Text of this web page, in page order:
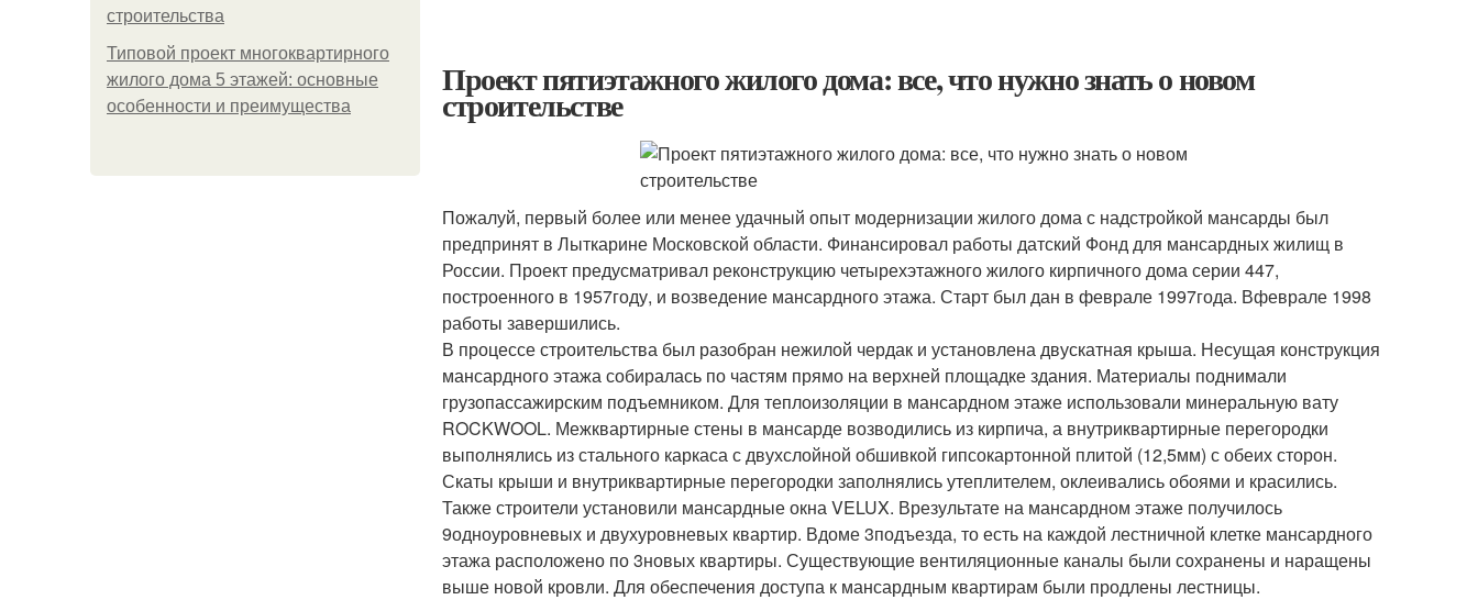
строительства
Типовой проект многоквартирного
жилого дома 5 этажей: основные
особенности и преимущества
Проект пятиэтажного жилого дома: все, что нужно знать о новом
строительстве
Пожалуй, первый более или менее удачный опыт модернизации жилого дома с надстройкой мансарды был
предпринят в Лыткарине Московской области. Финансировал работы датский Фонд для мансардных жилищ в
России. Проект предусматривал реконструкцию четырехэтажного жилого кирпичного дома серии 447,
построенного в 1957году, и возведение мансардного этажа. Старт был дан в феврале 1997года. Вфеврале 1998
работы завершились.
В процессе строительства был разобран нежилой чердак и установлена двускатная крыша. Несущая конструкция
мансардного этажа собиралась по частям прямо на верхней площадке здания. Материалы поднимали
грузопассажирским подъемником. Для теплоизоляции в мансардном этаже использовали минеральную вату
ROCKWOOL. Межквартирные стены в мансарде возводились из кирпича, а внутриквартирные перегородки
выполнялись из стального каркаса с двухслойной обшивкой гипсокартонной плитой (12,5мм) с обеих сторон.
Скаты крыши и внутриквартирные перегородки заполнялись утеплителем, оклеивались обоями и красились.
Также строители установили мансардные окна VELUX. Врезультате на мансардном этаже получилось
9одноуровневых и двухуровневых квартир. Вдоме 3подъезда, то есть на каждой лестничной клетке мансардного
этажа расположено по 3новых квартиры. Существующие вентиляционные каналы были сохранены и наращены
выше новой кровли. Для обеспечения доступа к мансардным квартирам были продлены лестницы.